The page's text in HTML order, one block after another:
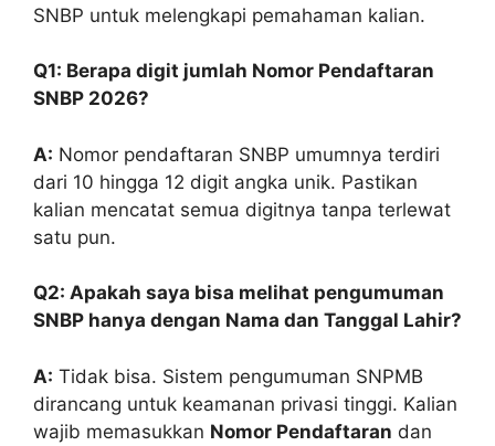
SNBP untuk melengkapi pemahaman kalian.
Q1: Berapa digit jumlah Nomor Pendaftaran
SNBP 2026?
A: Nomor pendaftaran SNBP umumnya terdiri
dari 10 hingga 12 digit angka unik. Pastikan
kalian mencatat semua digitnya tanpa terlewat
satu pun.
Q2: Apakah saya bisa melihat pengumuman
SNBP hanya dengan Nama dan Tanggal Lahir?
A: Tidak bisa. Sistem pengumuman SNPMB
dirancang untuk keamanan privasi tinggi. Kalian
wajib memasukkan Nomor Pendaftaran dan